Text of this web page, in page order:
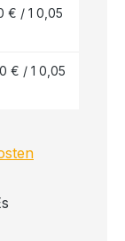
€ / 1 0,05
€ / 1 0,05